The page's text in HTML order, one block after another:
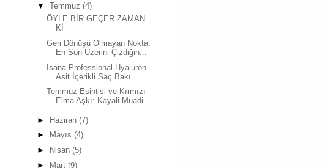
▼ Temmuz (4)
ÖYLE BİR GEÇER ZAMAN
Kİ
Geri Dönüşü Olmayan Nokta:
En Son Üzerini Çizdiğin...
Isana Professional Hyaluron
Asit İçerikli Saç Bakı...
Temmuz Esintisi ve Kırmızı
Elma Aşkı: Kayali Muadi...
► Haziran (7)
►
Mayıs (4)
►
Nisan (5)
►
Mart (9)